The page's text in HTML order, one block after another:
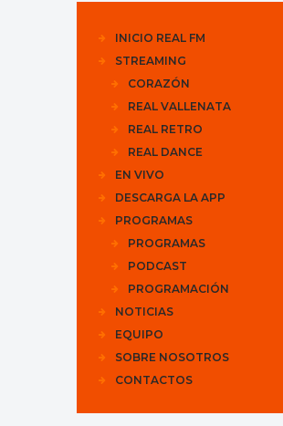
INICIO REAL FM
STREAMING
CORAZÓN
REAL VALLENATA
REAL RETRO
REAL DANCE
EN VIVO
DESCARGA LA APP
PROGRAMAS
PROGRAMAS
PODCAST
PROGRAMACIÓN
NOTICIAS
EQUIPO
SOBRE NOSOTROS
CONTACTOS